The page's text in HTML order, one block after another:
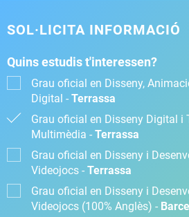
SOL·LICITA INFORMACIÓ
Quins estudis t'interessen?
Grau oficial en Disseny,
Digital - Terrassa
Grau oficial en Disseny Digital i
Multimèdia - Terrassa
Grau oficial en Disseny i
Videojocs - Terrassa
Grau oficial en Disseny i
Videojocs (100% Anglès) -